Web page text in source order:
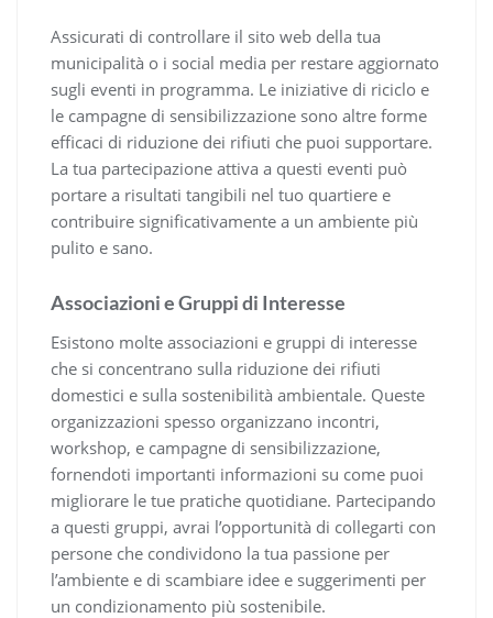
Assicurati di controllare il sito web della tua
municipalità o i social media per restare aggiornato
sugli eventi in programma. Le iniziative di riciclo e
le campagne di sensibilizzazione sono altre forme
efficaci di riduzione dei rifiuti che puoi supportare.
La tua partecipazione attiva a questi eventi può
portare a risultati tangibili nel tuo quartiere e
contribuire significativamente a un ambiente più
pulito e sano.
Associazioni e Gruppi di Interesse
Esistono molte associazioni e gruppi di interesse
che si concentrano sulla riduzione dei rifiuti
domestici e sulla sostenibilità ambientale. Queste
organizzazioni spesso organizzano incontri,
workshop, e campagne di sensibilizzazione,
fornendoti importanti informazioni su come puoi
migliorare le tue pratiche quotidiane. Partecipando
a questi gruppi, avrai l’opportunità di collegarti con
persone che condividono la tua passione per
l’ambiente e di scambiare idee e suggerimenti per
un condizionamento più sostenibile.